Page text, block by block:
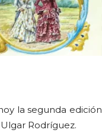
la segunda edición
Rodríguez.